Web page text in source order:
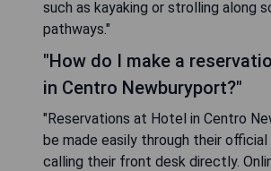
such as kayaking or strolling along
pathways."
"How do I make a
in Centro Newburyport?"
"Reservations at Hotel in Centro
be made easily through their
calling their front desk directly.